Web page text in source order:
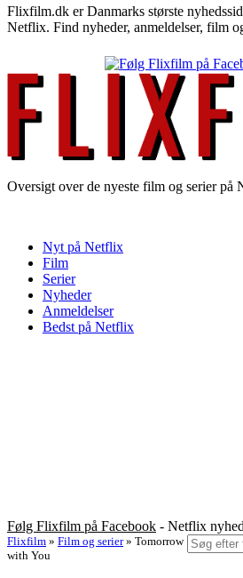
Flixfilm.dk er Danmarks største
Netflix. Find nyheder, anmeldelser, film
Oversigt over de nyeste film og serier på
Nyt på Netflix
Film
Serier
Nyheder
Anmeldelser
Bedst på Netflix
Følg Flixfilm på Facebook - Netflix
Flixfilm » Film og serier » Tomorrow
with You